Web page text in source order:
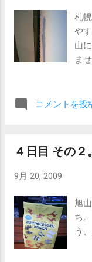
札
や
山
ま
コメントを投
４日目 その２。
9月 20, 2009
旭
ち
う